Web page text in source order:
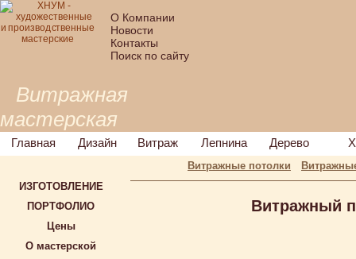
О Компании
Новости
Контакты
Поиск по сайту
Витражная
мастерская
Главная Дизайн Витраж Лепнина Дерево
Витражные потолки
ИЗГОТОВЛЕНИЕ
ПОРТФОЛИО
Цены
О мастерской
Витражный